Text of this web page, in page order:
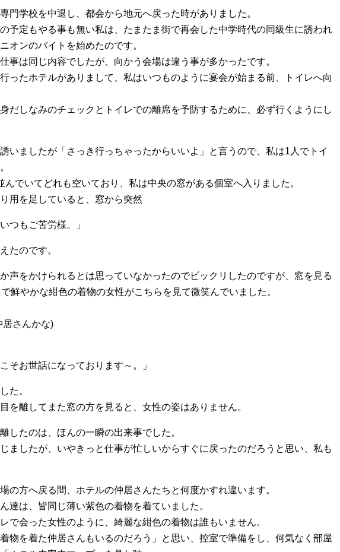
門学校を中退し、都会から地元へ戻った時がありました。
予定もやる事も無い私は、たまたま街で再会した中学時代の同級生に誘われ
オンのバイトを始めたのです。
事は同じ内容でしたが、向かう会場は違う事が多かったです。
ったホテルがありまして、私はいつものように宴会が始まる前、トイレへ向
だしなみのチェックとトイレでの離席を予防するために、必ず行くようにし
いましたが「さっき行っちゃったからいいよ」と言うので、私は1人でトイ
んでいてどれも空いており、私は中央の窓がある個室へ入りました。
用を足していると、窓から突然
つもご苦労様。」
たのです。
声をかけられるとは思っていなかったのでビックリしたのですが、窓を見る
鮮やかな紺色の着物の女性がこちらを見て微笑んでいました。
居さんかな)
そお世話になっております～。」
た。
を離してまた窓の方を見ると、女性の姿はありません。
したのは、ほんの一瞬の出来事でした。
ましたが、いやきっと仕事が忙しいからすぐに戻ったのだろうと思い、私も
の方へ戻る間、ホテルの仲居さんたちと何度かすれ違います。
達は、皆同じ薄い紫色の着物を着ていました。
で会った女性のように、綺麗な紺色の着物は誰もいません。
物を着た仲居さんもいるのだろう」と思い、控室で準備をし、何気なく部屋